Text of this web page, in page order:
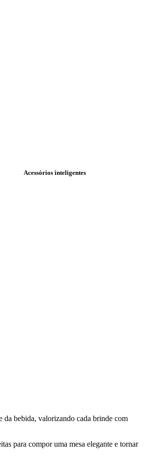
Acessórios inteligentes
da bebida, valorizando cada brinde com
para compor uma mesa elegante e tornar